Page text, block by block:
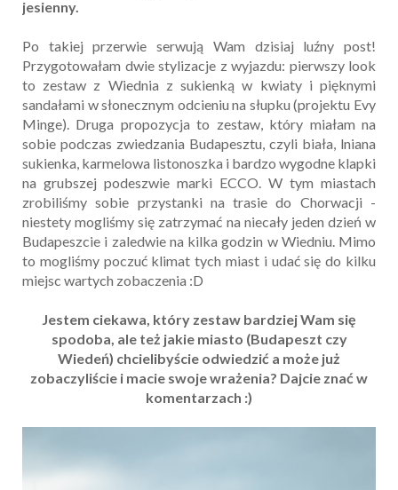
jesienny.
Po takiej przerwie serwują Wam dzisiaj luźny post!
Przygotowałam dwie stylizacje z wyjazdu: pierwszy look
to zestaw z Wiednia z sukienką w kwiaty i pięknymi
sandałami w słonecznym odcieniu na słupku (projektu Evy
Minge). Druga propozycja to zestaw, który miałam na
sobie podczas zwiedzania Budapesztu, czyli biała, lniana
sukienka, karmelowa listonoszka i bardzo wygodne klapki
na grubszej podeszwie marki ECCO. W tym miastach
zrobiliśmy sobie przystanki na trasie do Chorwacji -
niestety mogliśmy się zatrzymać na niecały jeden dzień w
Budapeszcie i zaledwie na kilka godzin w Wiedniu. Mimo
to mogliśmy poczuć klimat tych miast i udać się do kilku
miejsc wartych zobaczenia :D
Jestem ciekawa, który zestaw bardziej Wam się
spodoba, ale też jakie miasto (Budapeszt czy
Wiedeń) chcielibyście odwiedzić a może już
zobaczyliście i macie swoje wrażenia? Dajcie znać w
komentarzach :)